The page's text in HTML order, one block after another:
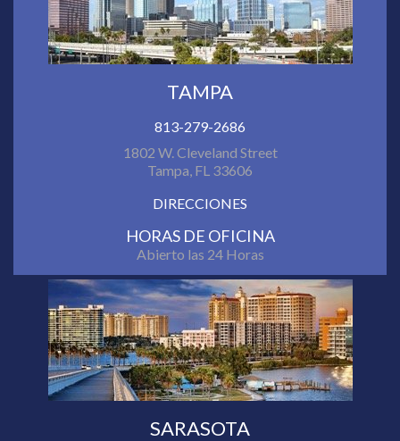
TAMPA
813-279-2686
1802 W. Cleveland Street
Tampa, FL 33606
DIRECCIONES
HORAS DE OFICINA
Abierto las 24 Horas
SARASOTA